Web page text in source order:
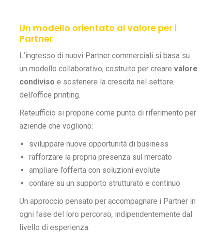
Un modello orientato al valore per i
Partner
L’ingresso di nuovi Partner commerciali si basa su
un modello collaborativo, costruito per creare valore
condiviso e sostenere la crescita nel settore
dell’office printing.
Reteufficio si propone come punto di riferimento per
aziende che vogliono:
sviluppare nuove opportunità di business
rafforzare la propria presenza sul mercato
ampliare l’offerta con soluzioni evolute
contare su un supporto strutturato e continuo
Un approccio pensato per accompagnare i Partner in
ogni fase del loro percorso, indipendentemente dal
livello di esperienza.